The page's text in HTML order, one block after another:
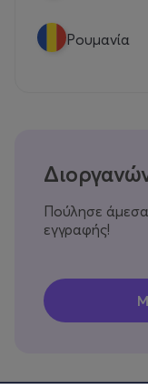
Ρουμανία
Πούλησε άμεσα
εγγραφής!